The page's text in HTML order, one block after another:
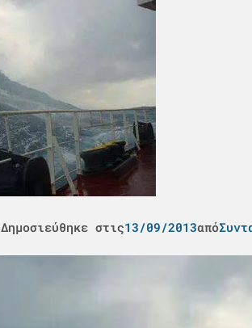
Δημοσιεύθηκε στις13/09/2013από